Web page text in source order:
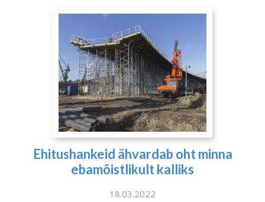
Ehitushankeid ähvardab oht minna
ebamõistlikult kalliks
18.03.2022